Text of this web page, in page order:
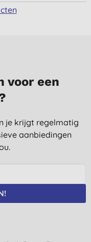
voor een
je krijgt regelmatig
aanbiedingen